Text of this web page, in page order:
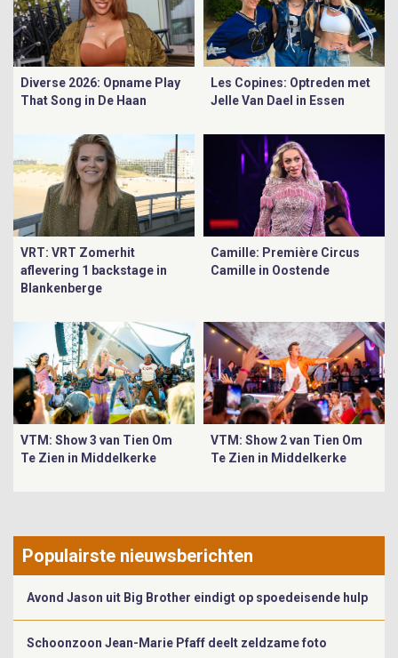
Diverse 2026: Opname Play
That Song in De Haan
Les Copines: Optreden met
Jelle Van Dael in Essen
VRT: VRT Zomerhit
aflevering 1 backstage in
Blankenberge
Camille: Première Circus
Camille in Oostende
VTM: Show 3 van Tien Om
Te Zien in Middelkerke
VTM: Show 2 van Tien Om
Te Zien in Middelkerke
Populairste nieuwsberichten
Avond Jason uit Big Brother eindigt op spoedeisende hulp
Schoonzoon Jean-Marie Pfaff deelt zeldzame foto